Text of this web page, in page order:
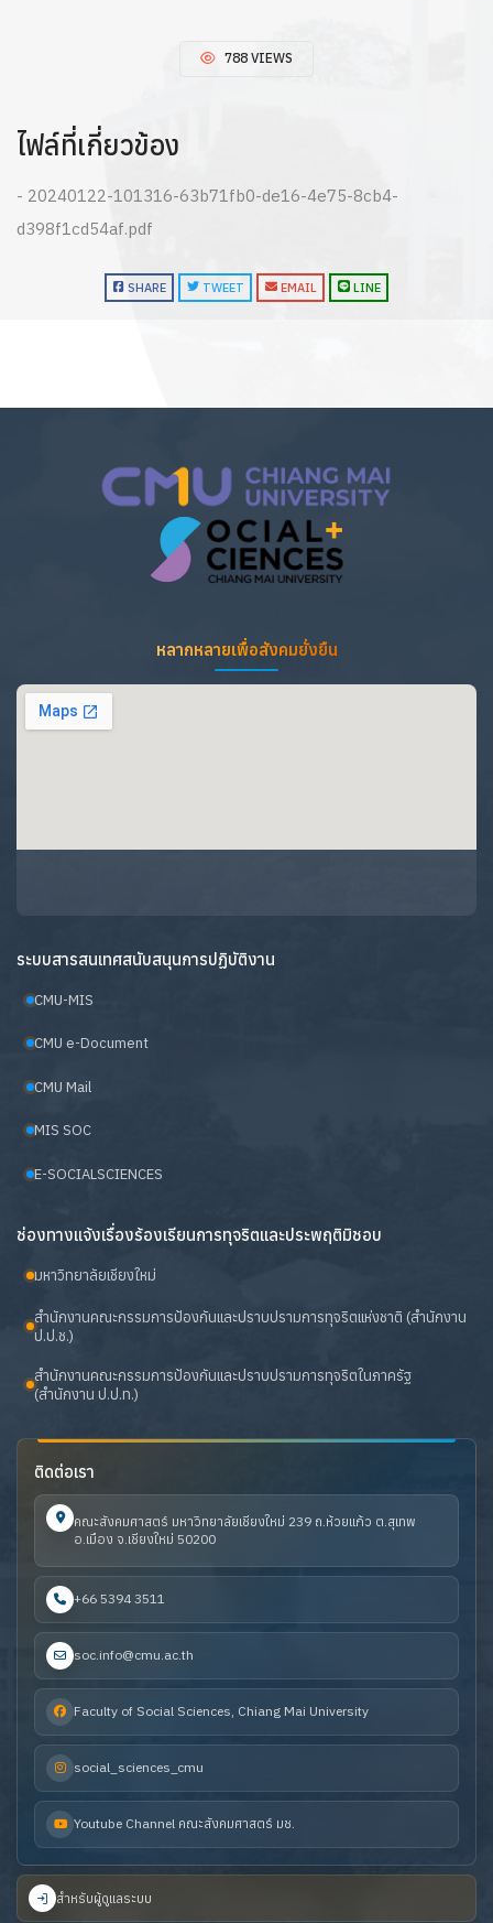
788 VIEWS
ไฟล์ที่เกี่ยวข้อง
- 20240122-101316-63b71fb0-de16-4e75-8cb4-
d398f1cd54af.pdf
SHARE TWEET EMAIL LINE
หลากหลายเพื่อสังคมยั่งยืน
ระบบสารสนเทศสนับสนุนการปฏิบัติงาน
CMU-MIS
CMU e-Document
CMU Mail
MIS SOC
E-SOCIALSCIENCES
ช่องทางแจ้งเรื่องร้องเรียนการทุจริตและประพฤติมิชอบ
มหาวิทยาลัยเชียงใหม่
สำนักงานคณะกรรมการป้องกันและปราบปรามการทุจริตแห่งชาติ (สำนักงาน
ป.ป.ช.)
สำนักงานคณะกรรมการป้องกันและปราบปรามการทุจริตในภาครัฐ
(สำนักงาน ป.ป.ท.)
ติดต่อเรา
คณะสังคมศาสตร์ มหาวิทยาลัยเชียงใหม่ 239 ถ.ห้วยแก้ว ต.สุเทพ
อ.เมือง จ.เชียงใหม่ 50200
+66 5394 3511
soc.info@cmu.ac.th
Faculty of Social Sciences, Chiang Mai University
social_sciences_cmu
Youtube Channel คณะสังคมศาสตร์ มช.
สำหรับผู้ดูแลระบบ